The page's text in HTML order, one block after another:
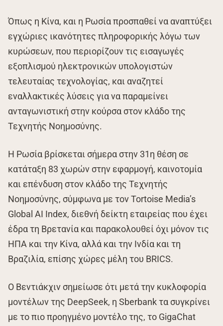
Όπως η Κίνα, και η Ρωσία προσπαθεί να αναπτύξει
εγχώριες ικανότητες πληροφορικής λόγω των
κυρώσεων, που περιορίζουν τις εισαγωγές
εξοπλισμού ηλεκτρονικών υπολογιστών
τελευταίας τεχνολογίας, και αναζητεί
εναλλακτικές λύσεις για να παραμείνει
ανταγωνιστική στην κούρσα στον κλάδο της
Τεχνητής Νοημοσύνης.
Η Ρωσία βρίσκεται σήμερα στην 31η θέση σε
κατάταξη 83 χωρών στην εφαρμογή, καινοτομία
και επένδυση στον κλάδο της Τεχνητής
Νοημοσύνης, σύμφωνα με τον Tortoise Media’s
Global AI Index, διεθνή δείκτη εταιρείας που έχει
έδρα τη Βρετανία και παρακολουθεί όχι μόνον τις
ΗΠΑ και την Κίνα, αλλά και την Ινδία και τη
Βραζιλία, επίσης χώρες μέλη του BRICS.
Ο Βεντιάκχιν σημείωσε ότι μετά την κυκλοφορία
μοντέλων της DeepSeek, η Sberbank τα συγκρίνει
με το πιο προηγμένο μοντέλο της, το GigaChat